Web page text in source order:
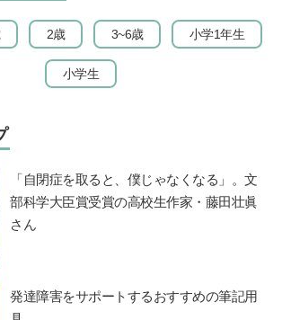
2歳 3~6歳 小学1年生
小学生
「自閉症を取ると、僕じゃなくなる」。文
部科学大臣賞受賞の高校生作家・藤田壮眞
さん
発達障害をサポートするおすすめの筆記用